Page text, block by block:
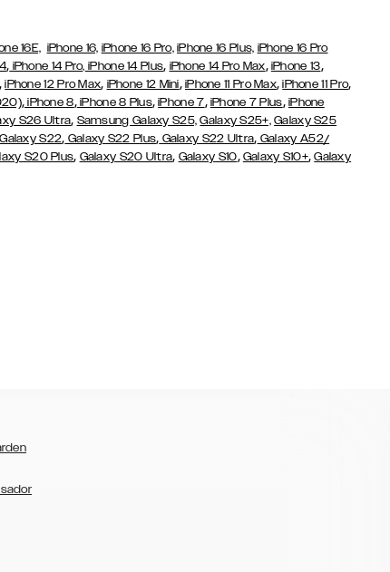
16E, iPhone 16, iPhone 16 Pro, iPhone 16 Plus, iPhone 16 Pro
, iPhone 14 Pro, iPhone 14 Plus, iPhone 14 Pro Max, iPhone 13,
,iPhone 12 Pro Max, iPhone 12 Mini, iPhone 11 Pro Max,iPhone 11 Pro,
,iPhone 8,iPhone 8 Plus,iPhone 7, iPhone 7 Plus, iPhone
S26 Ultra, Samsung Galaxy S25, Galaxy S25+, Galaxy S25
S22, Galaxy S22 Plus, Galaxy S22 Ultra, Galaxy A52/
S20 Plus, Galaxy S20 Ultra, Galaxy S10, Galaxy S10+,Galaxy